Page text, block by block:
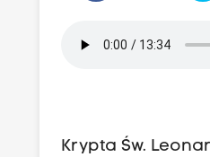
Krypta Św.